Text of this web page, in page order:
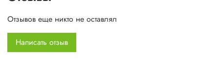
Отзывов еще никто не оставлял
Написать отзыв